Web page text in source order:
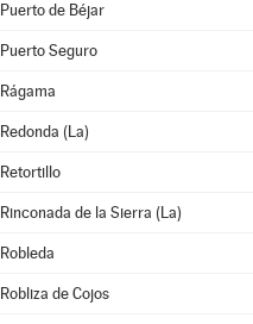
Puerto de Béjar
Puerto Seguro
Rágama
Redonda (La)
Retortillo
Rinconada de la Sierra (La)
Robleda
Robliza de Cojos